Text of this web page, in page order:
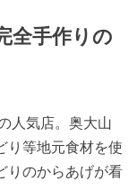
全手作りの
人気店。奥大山
り等地元食材を使
りのからあげが看